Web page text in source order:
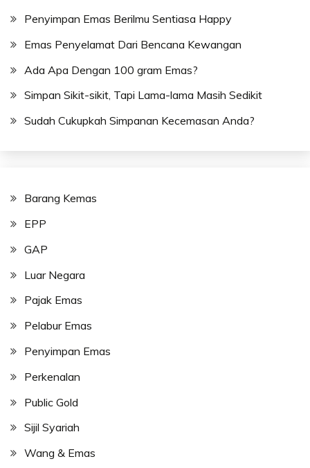
Penyimpan Emas Berilmu Sentiasa Happy
Emas Penyelamat Dari Bencana Kewangan
Ada Apa Dengan 100 gram Emas?
Simpan Sikit-sikit, Tapi Lama-lama Masih Sedikit
Sudah Cukupkah Simpanan Kecemasan Anda?
Barang Kemas
EPP
GAP
Luar Negara
Pajak Emas
Pelabur Emas
Penyimpan Emas
Perkenalan
Public Gold
Sijil Syariah
Wang & Emas